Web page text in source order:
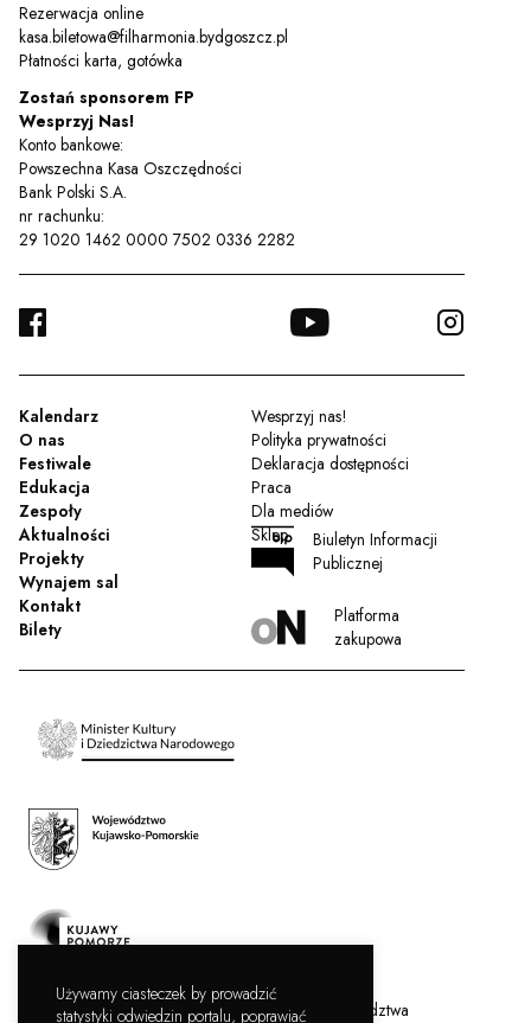
Rezerwacja online
kasa.biletowa@filharmonia.bydgoszcz.pl
Płatności karta, gotówka
Zostań sponsorem FP
Wesprzyj Nas!
Konto bankowe:
Powszechna Kasa Oszczędności
Bank Polski S.A.
nr rachunku:
29 1020 1462 0000 7502 0336 2282
FACEBOOK YOUTUBE
Kalendarz
O nas
Festiwale
Edukacja
Zespoły
Aktualności
Projekty
Wynajem sal
Kontakt
Bilety
Wesprzyj nas!
Polityka prywatności
Deklaracja dostępności
Praca
Dla mediów
Sklep
Biuletyn Informacji
Publicznej
Platforma
zakupowa
Filharmonia Pomorska jest instytucją kultury Województwa
Używamy ciasteczek by prowadzić
statystyki odwiedzin portalu, poprawiać